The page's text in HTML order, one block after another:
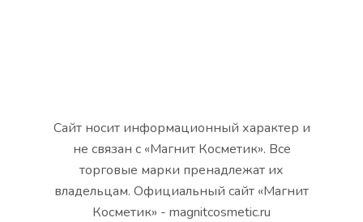
Сайт носит информационный характер и
не связан с «Магнит Косметик». Все
торговые марки пренадлежат их
владельцам. Официальный сайт «Магнит
Косметик» - magnitcosmetic.ru